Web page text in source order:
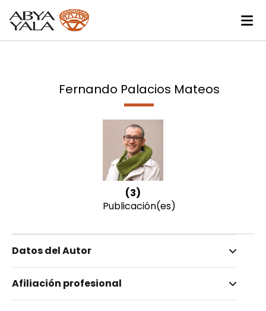
Fernando Palacios Mateos
(3)
Publicación(es)
Datos del Autor
Palacios Mateos, Fernando
Afiliación profesional